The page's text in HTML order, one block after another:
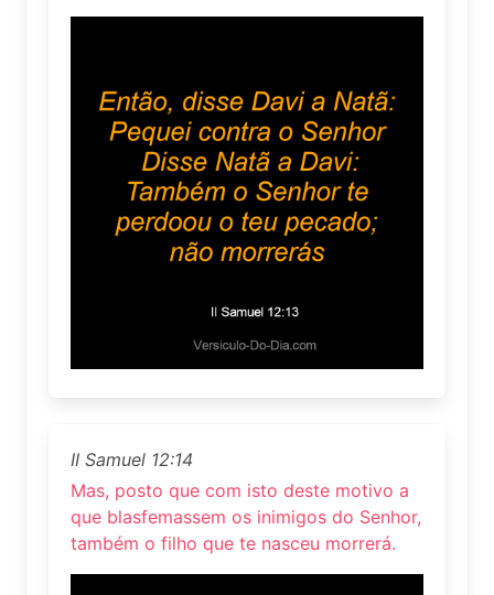
II Samuel 12:14
Mas, posto que com isto deste motivo a
que blasfemassem os inimigos do Senhor,
também o filho que te nasceu morrerá.